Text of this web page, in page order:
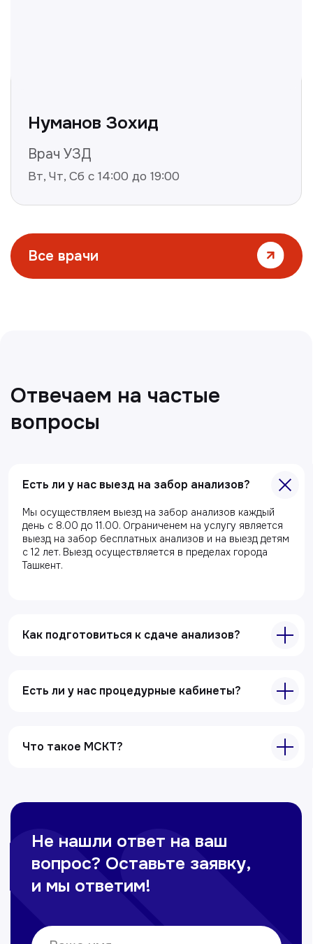
Есть ли у нас выезд на забор анализов?
Мы осуществляем выезд на забор анализов каждый
день с 8.00 до 11.00. Ограниченем на услугу является
выезд на забор бесплатных анализов и на выезд детям
с 12 лет. Выезд осуществляется в пределах города
Ташкент.
Как подготовиться к сдаче анализов?
Есть ли у нас процедурные кабинеты?
Что такое МСКТ?
Услуги
Ультразвуковая диагностика
+998 71 207-93-94
Политика обработки персональных данных
Главная
Специалисты